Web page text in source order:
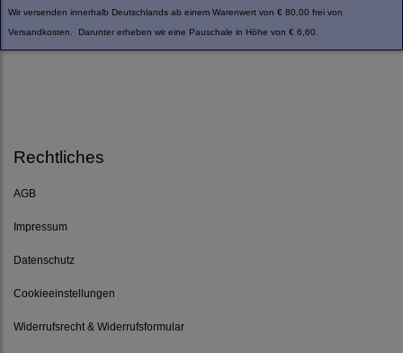
Wir versenden innerhalb Deutschlands ab einem Warenwert von € 80,00 frei von
Versandkosten. Darunter erheben wir eine Pauschale in Höhe von € 6,60.
Rechtliches
AGB
Impressum
Datenschutz
Cookieeinstellungen
Widerrufsrecht & Widerrufsformular